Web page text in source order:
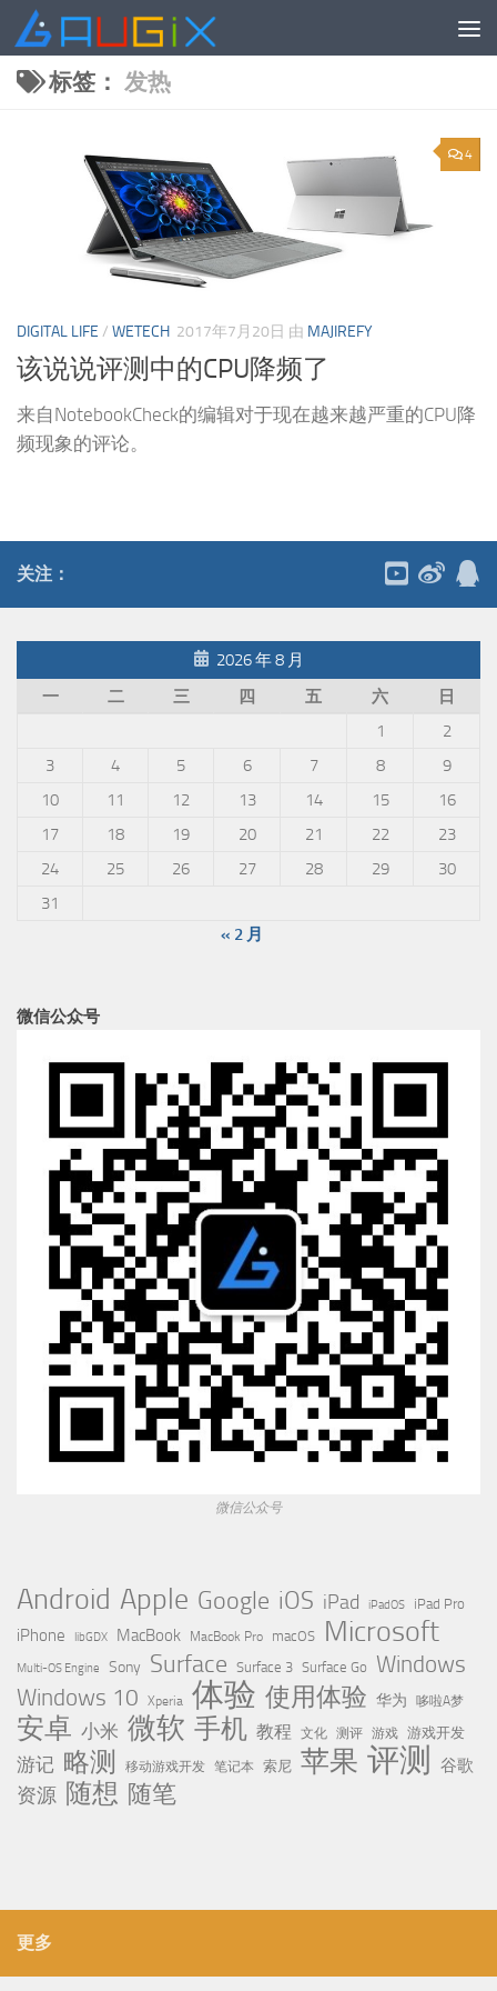
跳至内容
标签： 发热
4
DIGITAL LIFE / WETECH 2017年7月20日 由 MAJIREFY
该说说评测中的CPU降频了
来自NotebookCheck的编辑对于现在越来越严重的CPU降
频现象的评论。
关注：
2026 年 8 月
一
二 三 四 五 六
日
1
2
3
4 5 6 7 8
9
10
11 12 13 14 15
16
17
18 19 20 21 22
23
24
25 26 27 28 29
30
31
« 2 月
微信公众号
微信公众号
Android Apple Google iOS iPad iPadOS iPad Pro
iPhone libGDX MacBook MacBook Pro macOS Microsoft
Multi-OS Engine Sony Surface Surface 3 Surface Go Windows
Windows 10 Xperia 体验 使用体验 华为 哆啦A梦
安卓 小米 微软 手机 教程 文化 测评 游戏 游戏开发
游记 略测 移动游戏开发 笔记本 索尼 苹果 评测 谷歌
资源 随想 随笔
更多